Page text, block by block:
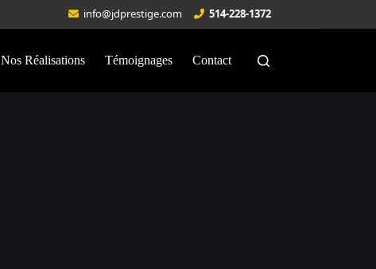
info@jdprestige.com 514-228-1372
Nos Réalisations Témoignages Contact